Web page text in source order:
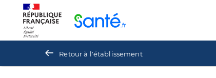
Retour à l'établissement
Panneau de gestion des cookies